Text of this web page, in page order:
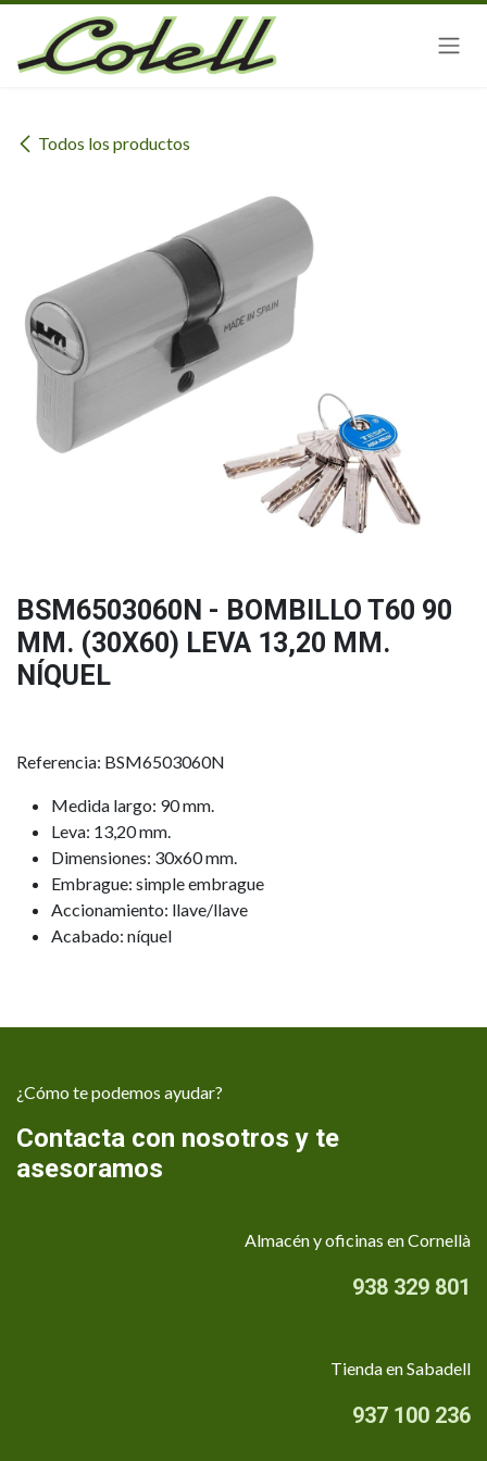
Ir al contenido
Todos los productos
BSM6503060N - BOMBILLO T60 90
MM. (30X60) LEVA 13,20 MM.
NÍQUEL
Referencia: BSM6503060N
Medida largo: 90 mm.
Leva: 13,20 mm.
Dimensiones: 30x60 mm.
Embrague: simple embrague
Accionamiento: llave/llave
Acabado: níquel
¿Cómo te podemos ayudar?
Contacta con nosotros y te
asesoramos
Almacén y oficinas en Cornellà
938 329 801
Tienda en Sabadell
937 100 236